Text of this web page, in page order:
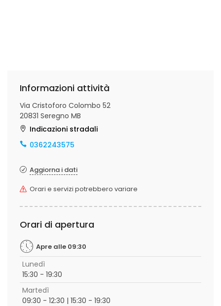
Informazioni attività
Via Cristoforo Colombo 52
20831 Seregno MB
Indicazioni stradali
0362243575
Aggiorna i dati
Orari e servizi potrebbero variare
Orari di apertura
Apre alle 09:30
Lunedì
15:30 - 19:30
Martedì
09:30 - 12:30 | 15:30 - 19:30